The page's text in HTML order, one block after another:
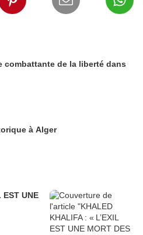
combattante de la liberté dans
à Alger
EST UNE